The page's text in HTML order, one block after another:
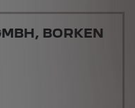
BORKEN